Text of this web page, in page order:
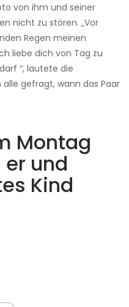
von ihm und seiner
nicht zu stören. „Vor
Regen meinen
liebe dich von Tag zu
“, lautete die
gefragt, wann das Paar
Montag
und
Kind